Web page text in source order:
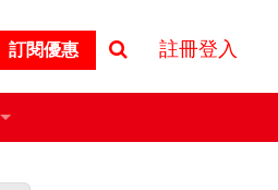
訂閱優惠 註冊登入